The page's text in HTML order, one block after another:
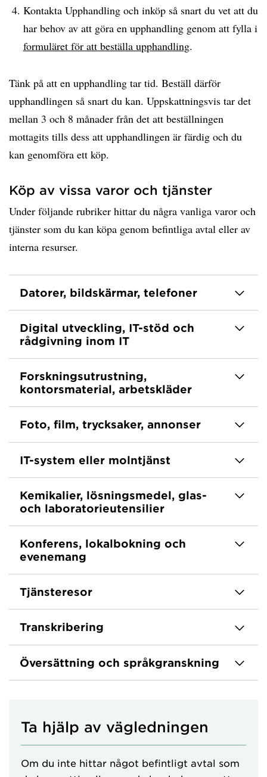
Kontakta Upphandling och inköp så snart du vet att du
har behov av att göra en upphandling genom att fylla i
formuläret för att beställa upphandling.
Tänk på att en upphandling tar tid. Beställ därför
upphandlingen så snart du kan. Uppskattningsvis tar det
mellan 3 och 8 månader från det att beställningen
mottagits tills dess att upphandlingen är färdig och du
kan genomföra ett köp.
Köp av vissa varor och tjänster
Under följande rubriker hittar du några vanliga varor och
tjänster som du kan köpa genom befintliga avtal eller av
interna resurser.
Datorer, bildskärmar, telefoner
Digital utveckling, IT-stöd och
rådgivning inom IT
Forskningsutrustning,
kontorsmaterial, arbetskläder
Foto, film, trycksaker, annonser
IT-system eller molntjänst
Kemikalier, lösningsmedel, glas-
och laboratorieutensilier
Konferens, lokalbokning och
evenemang
Tjänsteresor
Transkribering
Översättning och språkgranskning
Ta hjälp av vägledningen
Om du inte hittar något befintligt avtal som